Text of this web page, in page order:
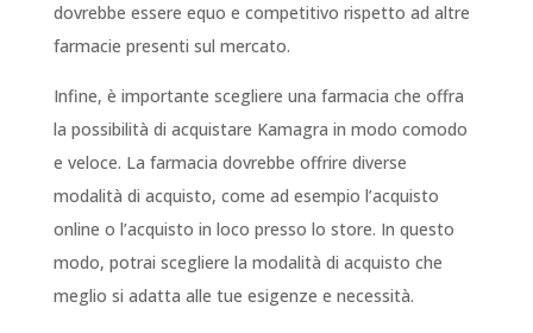
dovrebbe essere equo e competitivo rispetto ad altre
farmacie presenti sul mercato.
Infine, è importante scegliere una farmacia che offra
la possibilità di acquistare Kamagra in modo comodo
e veloce. La farmacia dovrebbe offrire diverse
modalità di acquisto, come ad esempio l’acquisto
online o l’acquisto in loco presso lo store. In questo
modo, potrai scegliere la modalità di acquisto che
meglio si adatta alle tue esigenze e necessità.